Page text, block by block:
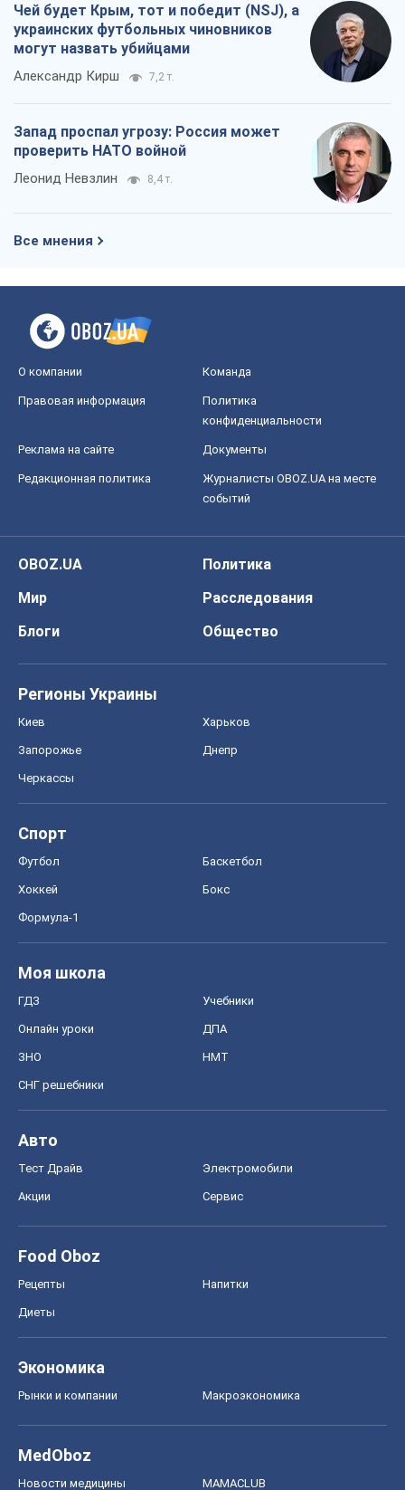
Чей будет Крым, тот и победит (NSJ), а
украинских футбольных чиновников
могут назвать убийцами
Александр Кирш 7,2 т.
Запад проспал угрозу: Россия может
проверить НАТО войной
Леонид Невзлин 8,4 т.
Все мнения
О компании Команда
Правовая информация
Политика
конфиденциальности
Реклама на сайте Документы
Редакционная политика
Журналисты OBOZ.UA на месте
событий
OBOZ.UA
Политика
Мир
Расследования
Блоги
Общество
Регионы Украины
Киев Харьков
Запорожье Днепр
Черкассы
Спорт
Футбол Баскетбол
Хоккей Бокс
Формула-1
Моя школа
ГДЗ Учебники
Онлайн уроки ДПА
ЗНО НМТ
СНГ решебники
Авто
Тест Драйв Электромобили
Акции Сервис
Food Oboz
Рецепты Напитки
Диеты
Экономика
Рынки и компании Mакроэкономика
MedOboz
Новости медицины MAMACLUB